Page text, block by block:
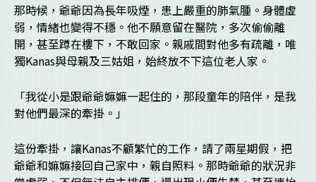
那時候，爺爺因為長年吸煙，患上嚴重的肺氣腫。身體虛
弱，情緒也變得不穩。他不願意留在醫院，多次偷偷離
開，甚至蹲在樓下，不敢回家。親戚間對他多有疏離，唯
獨Kanas與母親及三姑姐，始終放不下這位老人家。
「我從小是跟爺爺嫲嫲一起住的，那段童年的陪伴，是我
對他們最深的牽掛。」
這份牽掛，讓Kanas不顧繁忙的工作，請了兩星期假，把
爺爺和嫲嫲接回自己家中，親自照料。那時爺爺的狀況非